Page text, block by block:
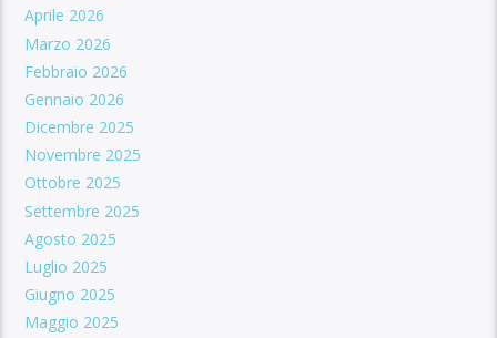
Aprile 2026
Marzo 2026
Febbraio 2026
Gennaio 2026
Dicembre 2025
Novembre 2025
Ottobre 2025
Settembre 2025
Agosto 2025
Luglio 2025
Giugno 2025
Maggio 2025